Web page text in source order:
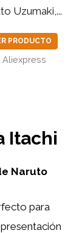
Uzumaki,...
PRODUCTO
Aliexpress
Itachi
Naruto
para